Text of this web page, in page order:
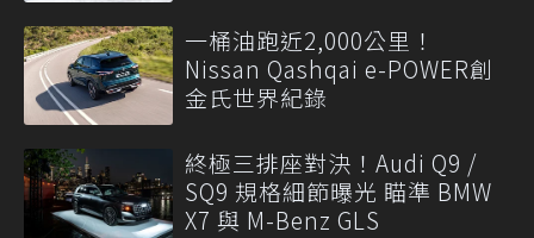
一桶油跑近2,000公里！
Nissan Qashqai e-POWER創
金氏世界紀錄
終極三排座對決！Audi Q9 /
SQ9 規格細節曝光 瞄準 BMW
X7 與 M-Benz GLS